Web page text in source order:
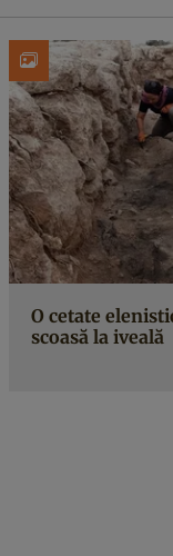
O cetate
scoasă la iveală